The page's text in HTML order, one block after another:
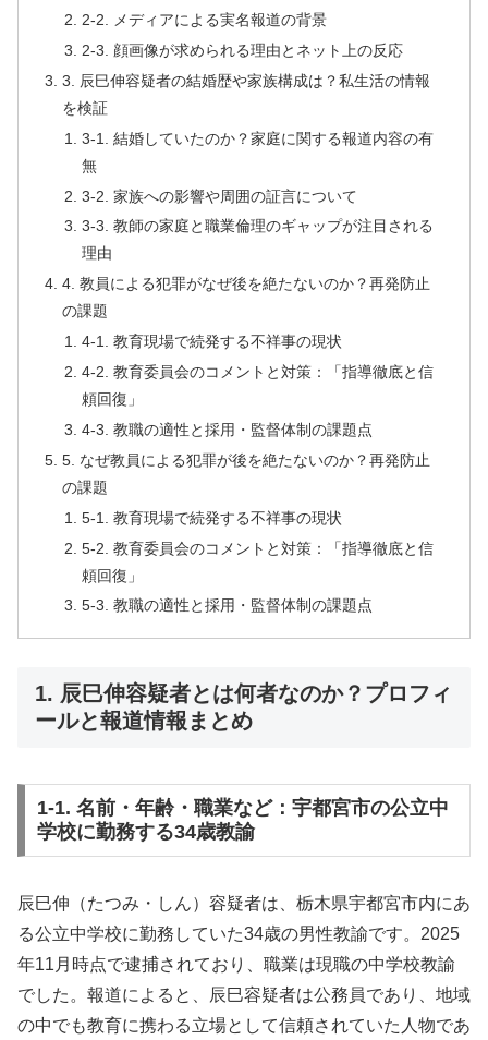
2-2. メディアによる実名報道の背景
2-3. 顔画像が求められる理由とネット上の反応
3. 辰巳伸容疑者の結婚歴や家族構成は？私生活の情報
を検証
3-1. 結婚していたのか？家庭に関する報道内容の有
無
3-2. 家族への影響や周囲の証言について
3-3. 教師の家庭と職業倫理のギャップが注目される
理由
4. 教員による犯罪がなぜ後を絶たないのか？再発防止
の課題
4-1. 教育現場で続発する不祥事の現状
4-2. 教育委員会のコメントと対策：「指導徹底と信
頼回復」
4-3. 教職の適性と採用・監督体制の課題点
5. なぜ教員による犯罪が後を絶たないのか？再発防止
の課題
5-1. 教育現場で続発する不祥事の現状
5-2. 教育委員会のコメントと対策：「指導徹底と信
頼回復」
5-3. 教職の適性と採用・監督体制の課題点
1. 辰巳伸容疑者とは何者なのか？プロフィ
ールと報道情報まとめ
1-1. 名前・年齢・職業など：宇都宮市の公立中
学校に勤務する34歳教諭
辰巳伸（たつみ・しん）容疑者は、栃木県宇都宮市内にあ
る公立中学校に勤務していた34歳の男性教諭です。2025
年11月時点で逮捕されており、職業は現職の中学校教諭
でした。報道によると、辰巳容疑者は公務員であり、地域
の中でも教育に携わる立場として信頼されていた人物であ